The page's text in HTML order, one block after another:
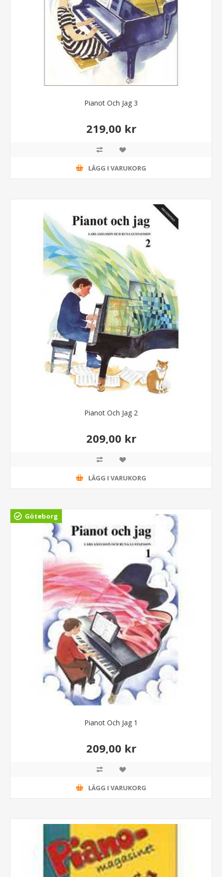
Pianot Och Jag 3
219,00 kr
LÄGG I VARUKORG
Pianot Och Jag 2
209,00 kr
LÄGG I VARUKORG
Göteborg
Pianot Och Jag 1
209,00 kr
LÄGG I VARUKORG